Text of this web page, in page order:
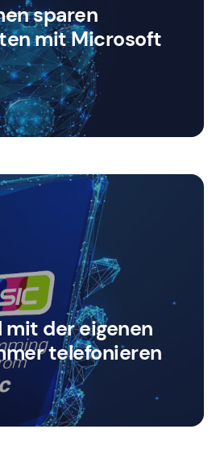
sparen
mit Microsoft
mit der eigenen
telefonieren